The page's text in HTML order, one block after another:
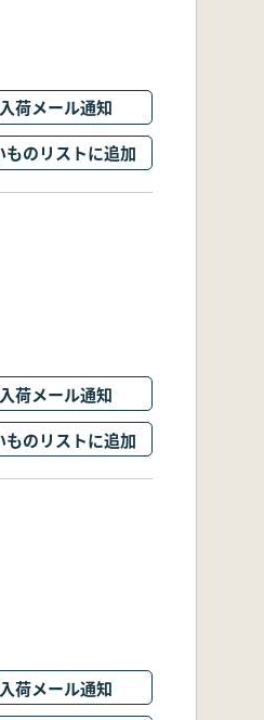
荷メール通知
ものリストに追加
荷メール通知
ものリストに追加
荷メール通知